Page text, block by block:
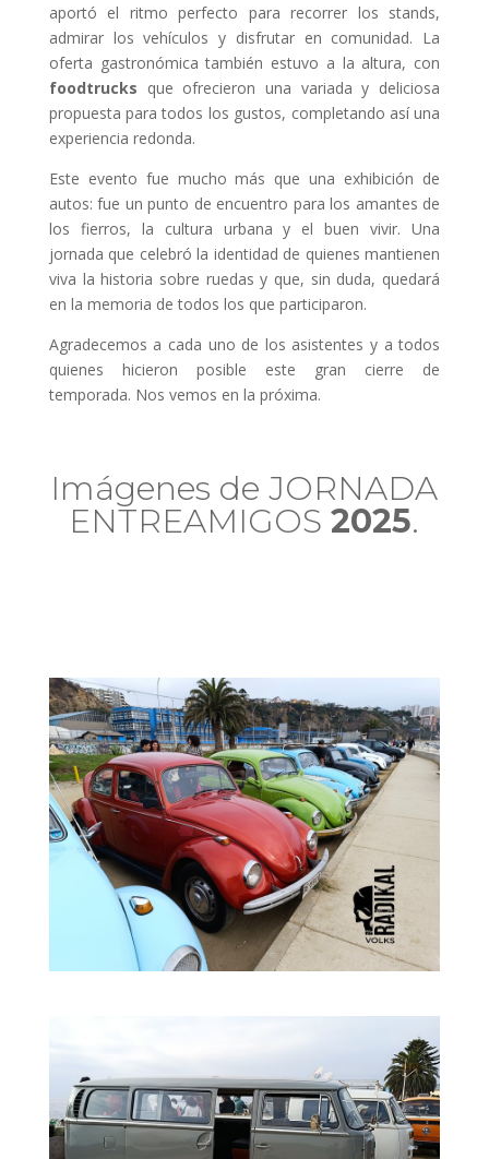
aportó el ritmo perfecto para recorrer los stands,
admirar los vehículos y disfrutar en comunidad. La
oferta gastronómica también estuvo a la altura, con
foodtrucks que ofrecieron una variada y deliciosa
propuesta para todos los gustos, completando así una
experiencia redonda.
Este evento fue mucho más que una exhibición de
autos: fue un punto de encuentro para los amantes de
los fierros, la cultura urbana y el buen vivir. Una
jornada que celebró la identidad de quienes mantienen
viva la historia sobre ruedas y que, sin duda, quedará
en la memoria de todos los que participaron.
Agradecemos a cada uno de los asistentes y a todos
quienes hicieron posible este gran cierre de
temporada. Nos vemos en la próxima.
Imágenes de JORNADA
ENTREAMIGOS 2025.